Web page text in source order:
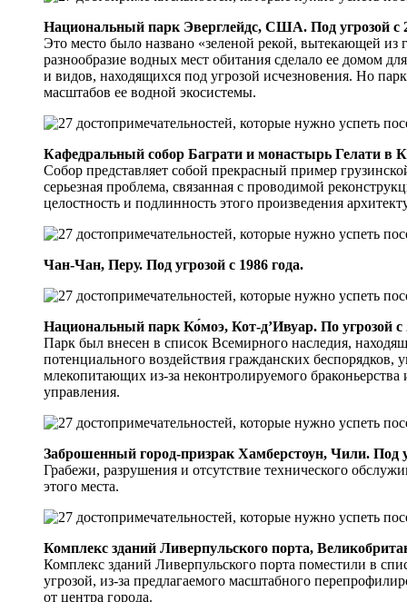
Национальный парк Эверглейдс, США. Под угрозой с
Это место было названо «зеленой рекой, вытекающей
разнообразие водных мест обитания сделало ее домом
и видов, находящихся под угрозой исчезновения. Но
масштабов ее водной экосистемы.
Кафедральный собор Баграти и монастырь Гелати в
Собор представляет собой прекрасный пример
серьезная проблема, связанная с проводимой
целостность и подлинность этого произведения
Чан-Чан, Перу. Под угрозой с 1986 года.
Национальный парк Ко́моэ, Кот-д’Ивуар. По угрозой с
Парк был внесен в список Всемирного наследия,
потенциального воздействия гражданских
млекопитающих из-за неконтролируемого
управления.
Заброшенный город-призрак Хамберстоун, Чили. Под
Грабежи, разрушения и отсутствие технического
этого места.
Комплекс зданий Ливерпульского порта,
Комплекс зданий Ливерпульского порта поместили в
угрозой, из-за предлагаемого масштабного
от центра города.